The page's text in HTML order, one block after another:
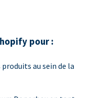
pour :
au sein de la